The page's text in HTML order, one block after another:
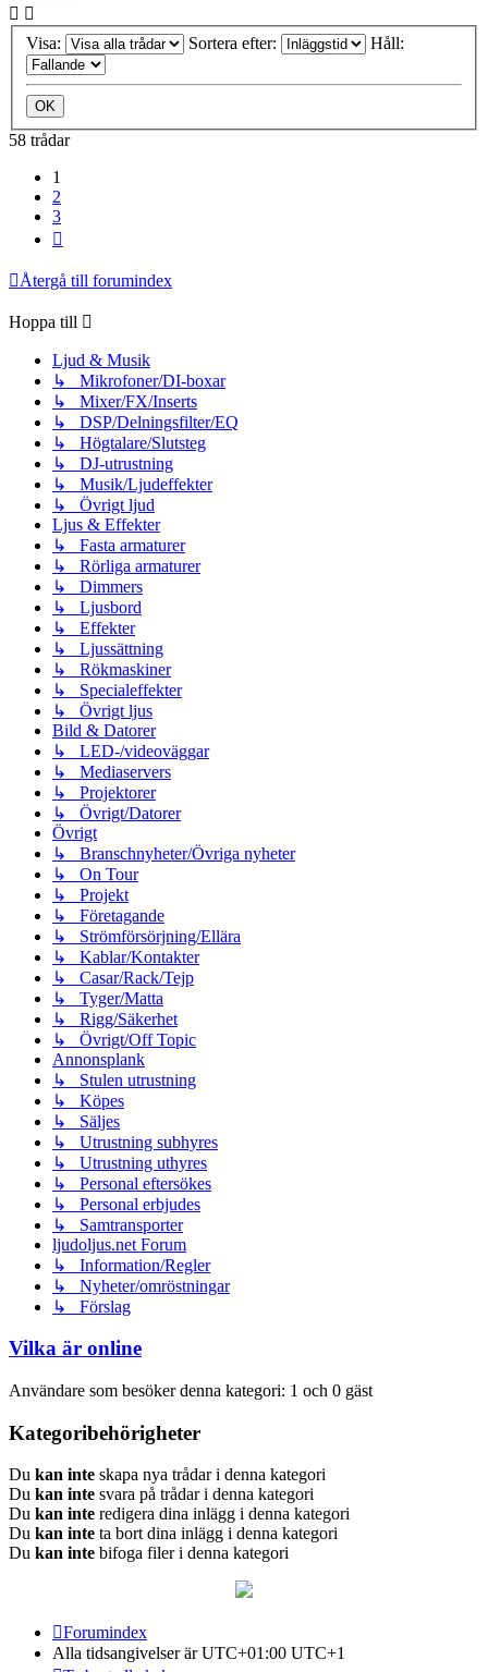
Visa: Sortera efter: Håll:
58 trådar
1
2
3
Återgå till forumindex
Hoppa till
Ljud & Musik
↳ Mikrofoner/DI-boxar
↳ Mixer/FX/Inserts
↳ DSP/Delningsfilter/EQ
↳ Högtalare/Slutsteg
↳ DJ-utrustning
↳ Musik/Ljudeffekter
↳ Övrigt ljud
Ljus & Effekter
↳ Fasta armaturer
↳ Rörliga armaturer
↳ Dimmers
↳ Ljusbord
↳ Effekter
↳ Ljussättning
↳ Rökmaskiner
↳ Specialeffekter
↳ Övrigt ljus
Bild & Datorer
↳ LED-/videoväggar
↳ Mediaservers
↳ Projektorer
↳ Övrigt/Datorer
Övrigt
↳ Branschnyheter/Övriga nyheter
↳ On Tour
↳ Projekt
↳ Företagande
↳ Strömförsörjning/Ellära
↳ Kablar/Kontakter
↳ Casar/Rack/Tejp
↳ Tyger/Matta
↳ Rigg/Säkerhet
↳ Övrigt/Off Topic
Annonsplank
↳ Stulen utrustning
↳ Köpes
↳ Säljes
↳ Utrustning subhyres
↳ Utrustning uthyres
↳ Personal eftersökes
↳ Personal erbjudes
↳ Samtransporter
ljudoljus.net Forum
↳ Information/Regler
↳ Nyheter/omröstningar
↳ Förslag
Vilka är online
Användare som besöker denna kategori: 1 och 0 gäst
Kategoribehörigheter
Du kan inte skapa nya trådar i denna kategori
Du kan inte svara på trådar i denna kategori
Du kan inte redigera dina inlägg i denna kategori
Du kan inte ta bort dina inlägg i denna kategori
Du kan inte bifoga filer i denna kategori
Forumindex
Alla tidsangivelser är UTC+01:00 UTC+1